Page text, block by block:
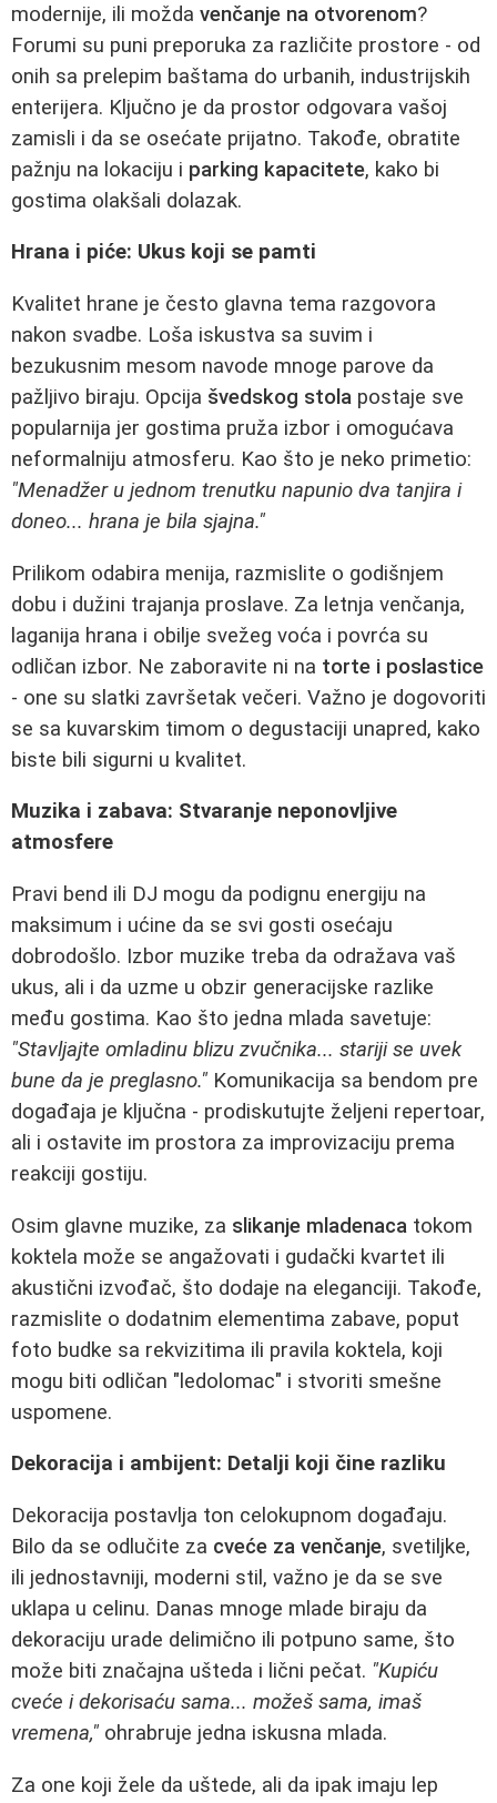
modernije, ili možda venčanje na otvorenom?
Forumi su puni preporuka za različite prostore - od
onih sa prelepim baštama do urbanih, industrijskih
enterijera. Ključno je da prostor odgovara vašoj
zamisli i da se osećate prijatno. Takođe, obratite
pažnju na lokaciju i parking kapacitete, kako bi
gostima olakšali dolazak.
Hrana i piće: Ukus koji se pamti
Kvalitet hrane je često glavna tema razgovora
nakon svadbe. Loša iskustva sa suvim i
bezukusnim mesom navode mnoge parove da
pažljivo biraju. Opcija švedskog stola postaje sve
popularnija jer gostima pruža izbor i omogućava
neformalniju atmosferu. Kao što je neko primetio:
"Menadžer u jednom trenutku napunio dva tanjira i
doneo... hrana je bila sjajna."
Prilikom odabira menija, razmislite o godišnjem
dobu i dužini trajanja proslave. Za letnja venčanja,
laganija hrana i obilje svežeg voća i povrća su
odličan izbor. Ne zaboravite ni na torte i poslastice
- one su slatki završetak večeri. Važno je dogovoriti
se sa kuvarskim timom o degustaciji unapred, kako
biste bili sigurni u kvalitet.
Muzika i zabava: Stvaranje neponovljive
atmosfere
Pravi bend ili DJ mogu da podignu energiju na
maksimum i ućine da se svi gosti osećaju
dobrodošlo. Izbor muzike treba da odražava vaš
ukus, ali i da uzme u obzir generacijske razlike
među gostima. Kao što jedna mlada savetuje:
"Stavljajte omladinu blizu zvučnika... stariji se uvek
bune da je preglasno." Komunikacija sa bendom pre
događaja je ključna - prodiskutujte željeni repertoar,
ali i ostavite im prostora za improvizaciju prema
reakciji gostiju.
Osim glavne muzike, za slikanje mladenaca tokom
koktela može se angažovati i gudački kvartet ili
akustični izvođač, što dodaje na eleganciji. Takođe,
razmislite o dodatnim elementima zabave, poput
foto budke sa rekvizitima ili pravila koktela, koji
mogu biti odličan "ledolomac" i stvoriti smešne
uspomene.
Dekoracija i ambijent: Detalji koji čine razliku
Dekoracija postavlja ton celokupnom događaju.
Bilo da se odlučite za cveće za venčanje, svetiljke,
ili jednostavniji, moderni stil, važno je da se sve
uklapa u celinu. Danas mnoge mlade biraju da
dekoraciju urade delimično ili potpuno same, što
može biti značajna ušteda i lični pečat. "Kupiću
cveće i dekorisaću sama... možeš sama, imaš
vremena," ohrabruje jedna iskusna mlada.
Za one koji žele da uštede, ali da ipak imaju lep